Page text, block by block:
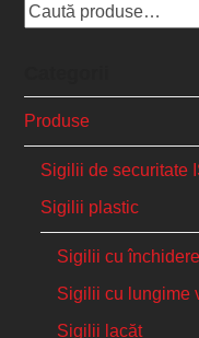
Produse
Sigilii de securitate
Sigilii plastic
Sigilii cu
Sigilii cu lungime
Sigilii lacăt